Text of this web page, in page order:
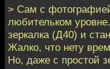
> Сам с
любительком
зеркалка (Д40) и
Жалко, что нету
Но, даже с простой